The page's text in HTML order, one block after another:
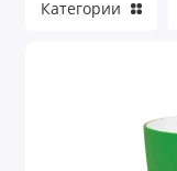
Кружки
Категории